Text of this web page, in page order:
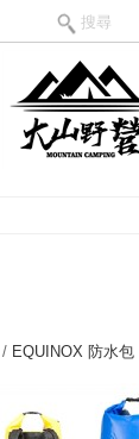
搜尋
/ EQUINOX 防水包